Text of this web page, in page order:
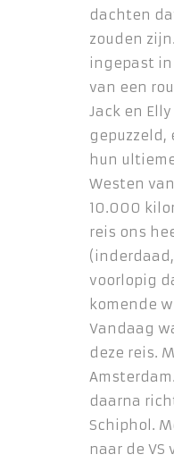
dachten
zouden
ingepast
van een
Jack en
gepuzzeld,
hun
Westen
10.000
reis ons
voorlopig
komende
Vandaag
deze reis.
daarna
Schiphol.
naar de VS